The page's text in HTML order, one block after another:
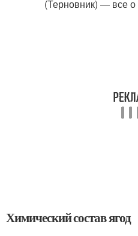
Химический состав ягод